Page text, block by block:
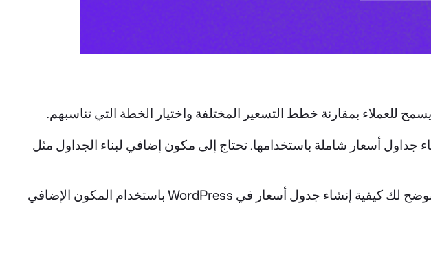
للعملاء بمقارنة خطط التسعير المختلفة واختيار الخطة التي تناسبهم.
جداول أسعار شاملة باستخدامها. تحتاج إلى مكون إضافي لبناء الجداول مثل
يمكنك إنشاء جداول أسعار تركز على التحويل حتى مع الإصدار المجاني. في هذه المقالة، سنوضح لك كيفية إنشاء جدول أسعار في WordPress باستخدام المكون الإضافي